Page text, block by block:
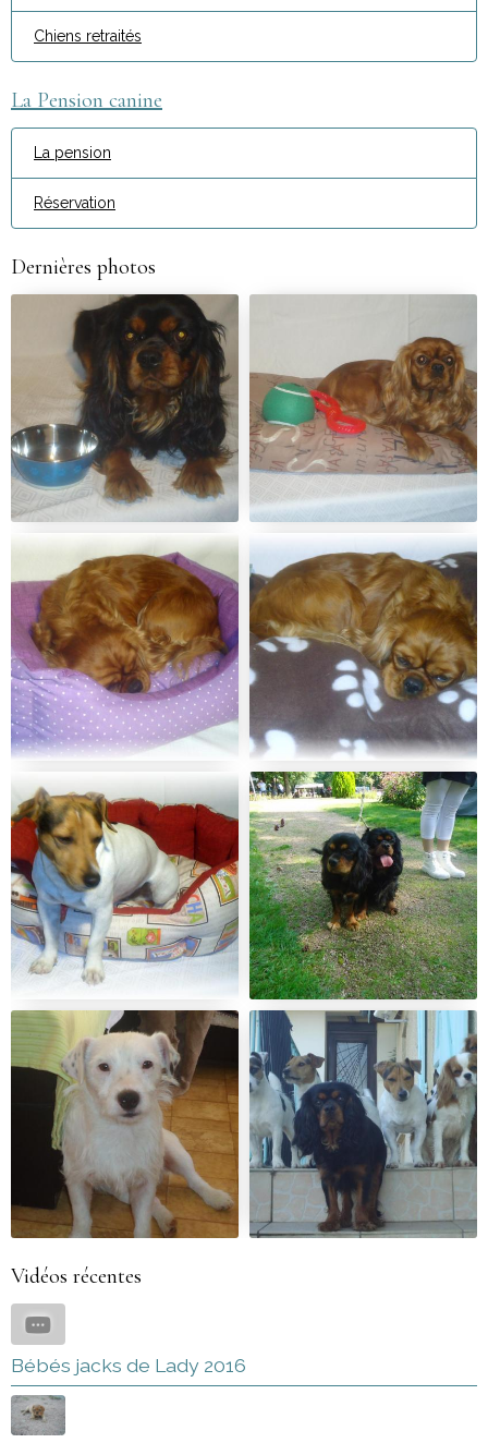
Chiens retraités
La Pension canine
La pension
Réservation
Dernières photos
Vidéos récentes
Bébés jacks de Lady 2016